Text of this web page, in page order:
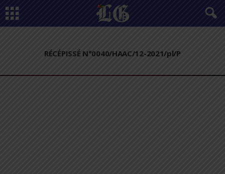
RÉCÉPISSÉ N°0040/HAAC/12-2021/pl/P